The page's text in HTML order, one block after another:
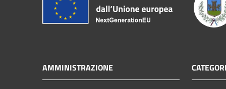
AMMINISTRAZIONE